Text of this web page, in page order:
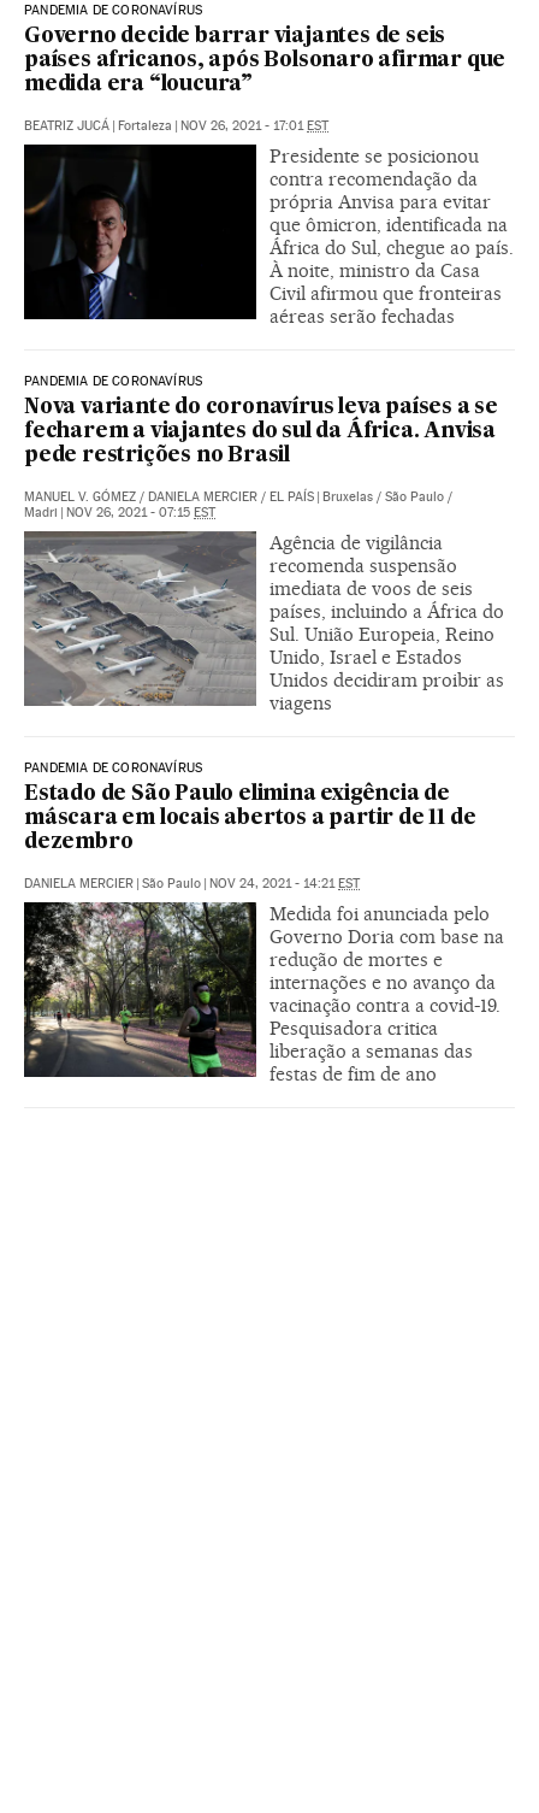
PANDEMIA DE CORONAVÍRUS
Governo decide barrar viajantes de seis
países africanos, após Bolsonaro afirmar que
medida era “loucura”
BEATRIZ JUCÁ | Fortaleza | NOV 26, 2021 - 17:01EST
Presidente se posicionou
contra recomendação da
própria Anvisa para evitar
que ômicron, identificada na
África do Sul, chegue ao país.
À noite, ministro da Casa
Civil afirmou que fronteiras
aéreas serão fechadas
PANDEMIA DE CORONAVÍRUS
Nova variante do coronavírus leva países a se
fecharem a viajantes do sul da África. Anvisa
pede restrições no Brasil
MANUEL V. GÓMEZ / DANIELA MERCIER / EL PAÍS | Bruxelas / São Paulo /
Madri | NOV 26, 2021 - 07:15 EST
Agência de vigilância
recomenda suspensão
imediata de voos de seis
países, incluindo a África do
Sul. União Europeia, Reino
Unido, Israel e Estados
Unidos decidiram proibir as
viagens
PANDEMIA DE CORONAVÍRUS
Estado de São Paulo elimina exigência de
máscara em locais abertos a partir de 11 de
dezembro
DANIELA MERCIER | São Paulo | NOV 24, 2021 - 14:21EST
Medida foi anunciada pelo
Governo Doria com base na
redução de mortes e
internações e no avanço da
vacinação contra a covid-19.
Pesquisadora critica
liberação a semanas das
festas de fim de ano